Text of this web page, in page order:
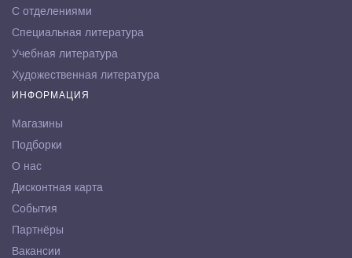
С отделениями
Специальная литература
Учебная литература
Художественная литература
ИНФОРМАЦИЯ
Магазины
Подборки
О нас
Дисконтная карта
События
Партнёры
Вакансии